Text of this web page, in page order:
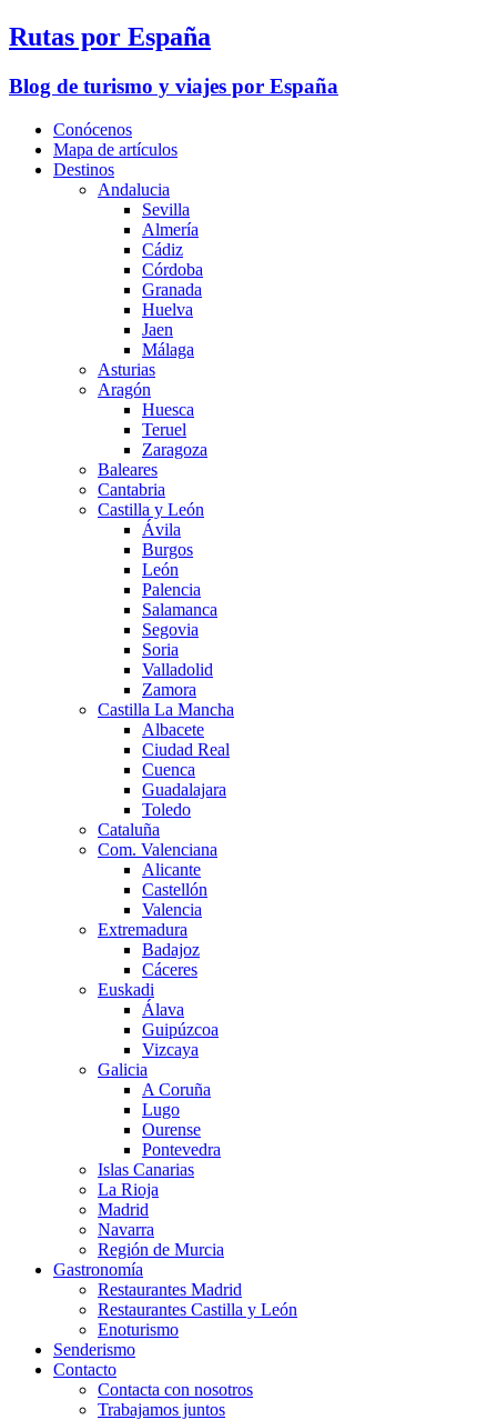
Rutas por España
Blog de turismo y viajes por España
Conócenos
Mapa de artículos
Destinos
Andalucia
Sevilla
Almería
Cádiz
Córdoba
Granada
Huelva
Jaen
Málaga
Asturias
Aragón
Huesca
Teruel
Zaragoza
Baleares
Cantabria
Castilla y León
Ávila
Burgos
León
Palencia
Salamanca
Segovia
Soria
Valladolid
Zamora
Castilla La Mancha
Albacete
Ciudad Real
Cuenca
Guadalajara
Toledo
Cataluña
Com. Valenciana
Alicante
Castellón
Valencia
Extremadura
Badajoz
Cáceres
Euskadi
Álava
Guipúzcoa
Vizcaya
Galicia
A Coruña
Lugo
Ourense
Pontevedra
Islas Canarias
La Rioja
Madrid
Navarra
Región de Murcia
Gastronomía
Restaurantes Madrid
Restaurantes Castilla y León
Enoturismo
Senderismo
Contacto
Contacta con nosotros
Trabajamos juntos